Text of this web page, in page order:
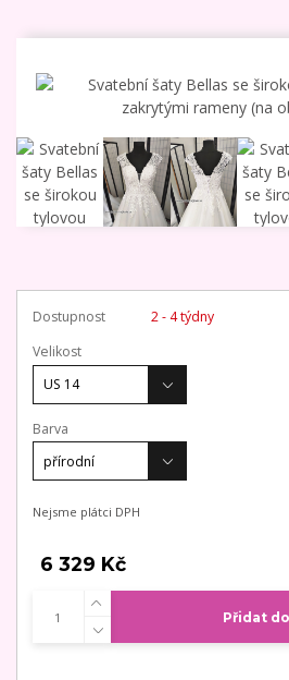
Dostupnost
2 - 4 týdny
Velikost
Barva
Nejsme plátci DPH
6 329 Kč
Přidat